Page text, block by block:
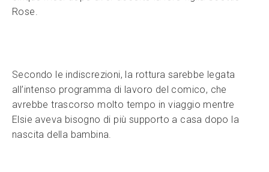
Rose.
Secondo le indiscrezioni, la rottura sarebbe legata
all’intenso programma di lavoro del comico, che
avrebbe trascorso molto tempo in viaggio mentre
Elsie aveva bisogno di più supporto a casa dopo la
nascita della bambina.